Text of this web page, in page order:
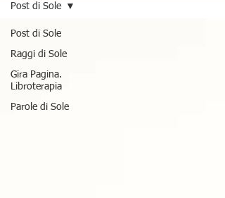
Post di Sole
Raggi di Sole
Gira Pagina.
Libroterapia
Parole di Sole
Post di Sole